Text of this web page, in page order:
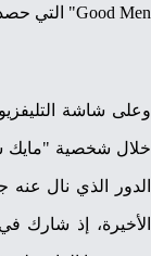
Good Men" التي حصدت ترشيحات لجوائز الأوسكار.
وعلى شاشة
الدور الذي نال